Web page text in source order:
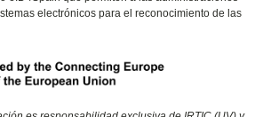
electrónicos para el reconocimiento de las